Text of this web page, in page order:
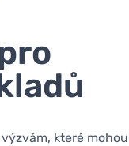
které